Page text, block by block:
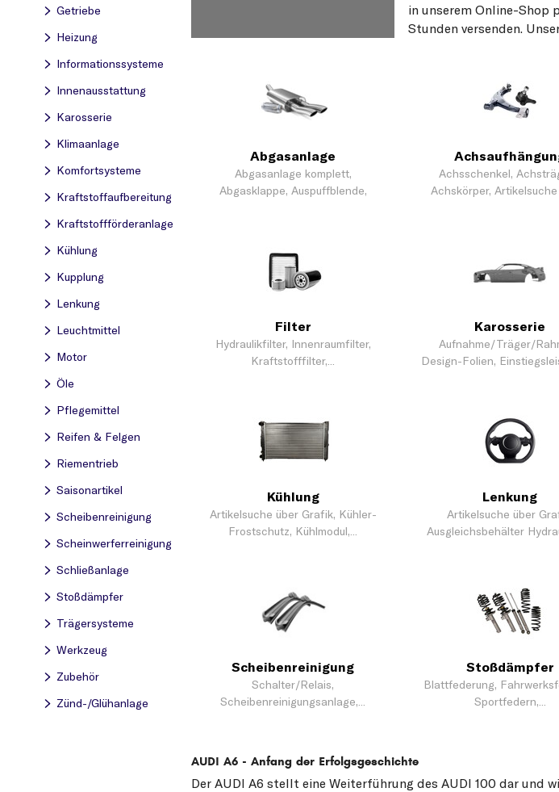
Getriebe
Heizung
Informationssysteme
Innenausstattung
Karosserie
Klimaanlage
Komfortsysteme
Kraftstoff­aufbereitung
Kraftstoff­förderanlage
Kühlung
Kupplung
Lenkung
Leuchtmittel
Motor
Öle
Pflegemittel
Reifen & Felgen
Riementrieb
Saisonartikel
Scheibenreinigung
Scheinwerferreinigung
Schließanlage
Stoßdämpfer
Trägersysteme
Werkzeug
Zubehör
Zünd-/Glühanlage
in unserem Online-Shop
Stunden versenden.
Abgasanlage
Abgasanlage komplett,
Abgasklappe, Auspuffblende,
Achsschenkel,
Achskörper, Artikelsuche
Filter
Hydraulikfilter, Innenraumfilter,
Kraftstofffilter,...
Karosserie
Aufnahme/Träger/
Design-Folien,
Kühlung
Artikelsuche über Grafik, Kühler-
Frostschutz, Kühlmodul,...
Lenkung
Artikelsuche über
Ausgleichsbehälter
Scheibenreinigung
Schalter/Relais,
Scheibenreinigungsanlage,...
Stoßdämpfer
Blattfederung,
Sportfedern,...
AUDI A6 - Anfang der Erfolgsgeschichte
Der AUDI A6 stellt eine Weiterführung des AUDI 100 dar und